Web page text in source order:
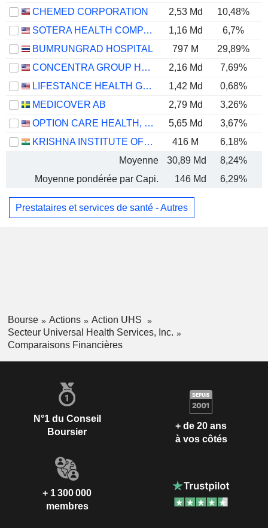
CHEMED CORPORATION
2,53 Md 10,48%
SOTERA HEALTH COMPANY
1,16 Md 6,7%
BUMRUNGRAD HOSPITAL
797 M 29,89%
CONCENTRA GROUP HOLDINGS PARENT, INC.
2,16 Md 7,69%
LIFESTANCE HEALTH GROUP, INC.
1,42 Md
0,68%
MEDICOVER AB
2,79 Md 3,26%
OPTION CARE HEALTH, INC.
5,65 Md 3,67%
KRISHNA INSTITUTE OF MEDICAL SCIENCES LIMITED
416 M 6,18%
Moyenne
30,89 Md 8,24%
Moyenne pondérée par Capi.
146 Md 6,29%
Prestataires et services de santé - Autres
Bourse Actions
Action UHS
Secteur Universal Health Services, Inc.
Comparaisons Financières
N°1 du Conseil
Boursier
+ de 20 ans
à vos côtés
+ 1 300 000
membres